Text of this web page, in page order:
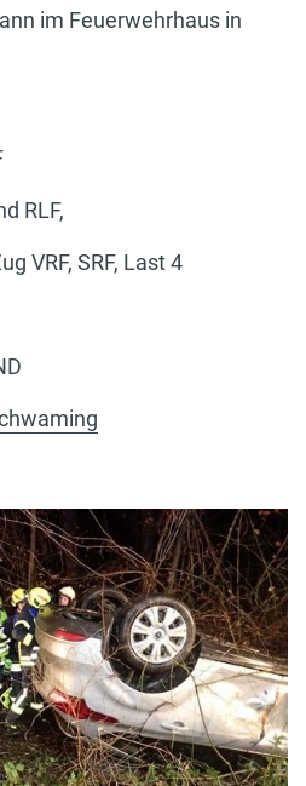
im Feuerwehrhaus in
RLF,
VRF, SRF, Last 4